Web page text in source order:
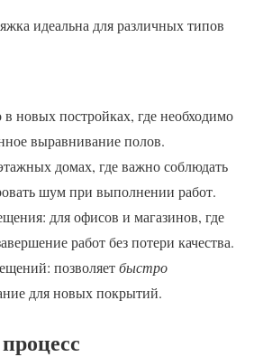
идеальна для различных типов
новых постройках, где необходимо
выравнивание полов.
домах, где важно соблюдать
шум при выполнении работ.
для офисов и магазинов, где
работ без потери качества.
позволяетбыстро
для новых покрытий.